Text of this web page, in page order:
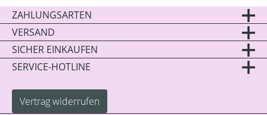
ZAHLUNGSARTEN
VERSAND
SICHER EINKAUFEN
SERVICE-HOTLINE
Vertrag widerrufen